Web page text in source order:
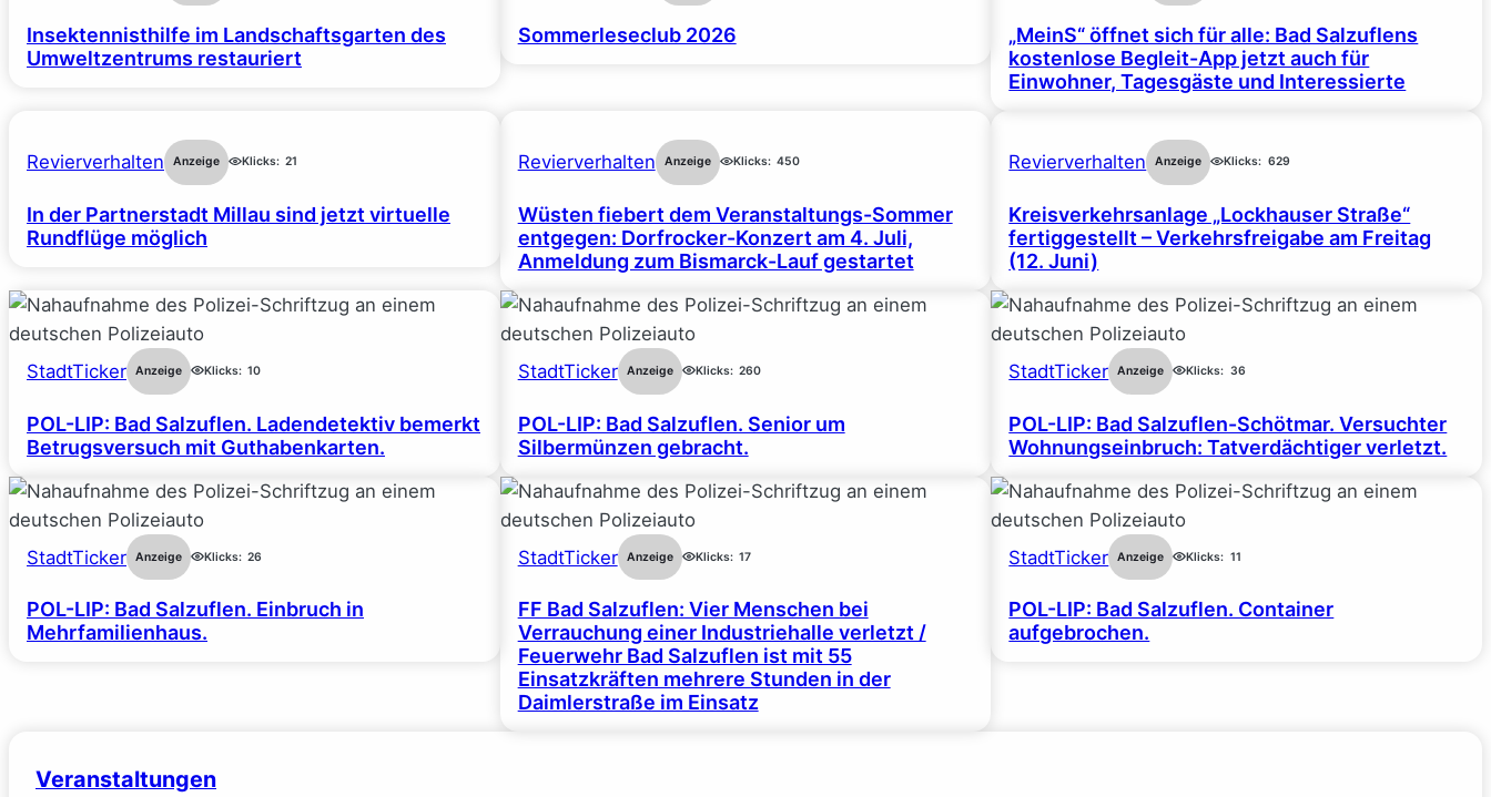
Insektennisthilfe im Landschaftsgarten des
Umweltzentrums restauriert
Sommerleseclub 2026
„MeinS“ öffnet sich für alle: Bad Salzuflens
kostenlose Begleit-App jetzt auch für
Einwohner, Tagesgäste und Interessierte
Revierverhalten Anzeige Klicks: 21
In der Partnerstadt Millau sind jetzt virtuelle
Rundflüge möglich
Revierverhalten Anzeige Klicks: 450
Wüsten fiebert dem Veranstaltungs-Sommer
entgegen: Dorfrocker-Konzert am 4. Juli,
Anmeldung zum Bismarck-Lauf gestartet
Revierverhalten Anzeige Klicks: 629
Kreisverkehrsanlage „Lockhauser Straße“
fertiggestellt – Verkehrsfreigabe am Freitag
(12. Juni)
StadtTicker Anzeige Klicks: 10
POL-LIP: Bad Salzuflen. Ladendetektiv bemerkt
Betrugsversuch mit Guthabenkarten.
StadtTicker Anzeige Klicks: 260
POL-LIP: Bad Salzuflen. Senior um
Silbermünzen gebracht.
StadtTicker Anzeige Klicks: 36
POL-LIP: Bad Salzuflen-Schötmar. Versuchter
Wohnungseinbruch: Tatverdächtiger verletzt.
StadtTicker Anzeige Klicks: 26
POL-LIP: Bad Salzuflen. Einbruch in
Mehrfamilienhaus.
StadtTicker Anzeige Klicks: 17
FF Bad Salzuflen: Vier Menschen bei
Verrauchung einer Industriehalle verletzt /
Feuerwehr Bad Salzuflen ist mit 55
Einsatzkräften mehrere Stunden in der
Daimlerstraße im Einsatz
StadtTicker Anzeige Klicks: 11
POL-LIP: Bad Salzuflen. Container
aufgebrochen.
Veranstaltungen